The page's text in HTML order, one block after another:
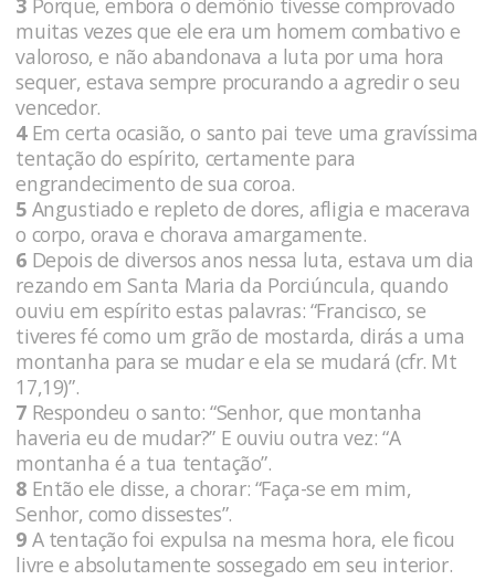
3 Porque, embora o demônio tivesse comprovado
muitas vezes que ele era um homem combativo e
valoroso, e não abandonava a luta por uma hora
sequer, estava sempre procurando a agredir o seu
vencedor.
4Em certa ocasião, o santo pai teve uma gravíssima
tentação do espírito, certamente para
engrandecimento de sua coroa.
5 Angustiado e repleto de dores, afligia e macerava
o corpo, orava e chorava amargamente.
6 Depois de diversos anos nessa luta, estava um dia
rezando em Santa Maria da Porciúncula, quando
ouviu em espírito estas palavras: “Francisco, se
tiveres fé como um grão de mostarda, dirás a uma
montanha para se mudar e ela se mudará (cfr. Mt
17,19)”.
7 Respondeu o santo: “Senhor, que montanha
haveria eu de mudar?” E ouviu outra vez: “A
montanha é a tua tentação”.
8 Então ele disse, a chorar: “Faça-se em mim,
Senhor, como dissestes”.
9 A tentação foi expulsa na mesma hora, ele ficou
livre e absolutamente sossegado em seu interior.